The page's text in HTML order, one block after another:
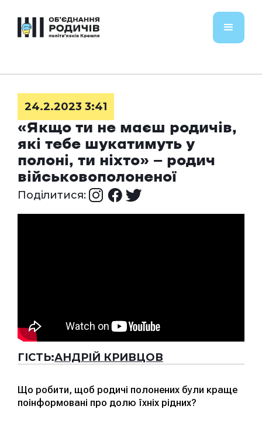
24.2.2023 3:41
«Якщо ти не маєш родичів,
які тебе шукатимуть у
полоні, ти ніхто» — родич
військовополоненої
Поділитися:
ГІСТЬ:АНДРІЙ КРИВЦОВ
Що робити, щоб родичі полонених були краще
поінформовані про долю їхніх рідних?